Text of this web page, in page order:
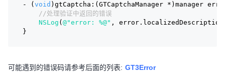
- ( void )gtCaptcha:(GTCaptchaManager *)manager
//处理验证中返回的错误
NSLog ( @"error: %@" ,
}
可能遇到的错误码请参考后面的列表: GT3Error